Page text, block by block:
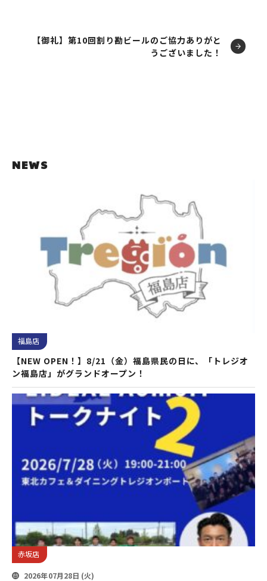
【御礼】第10回割り勘ビールのご協力ありがと
うございました！
NEWS
福島店
【NEW OPEN！】8/21（金）福島県民の日に、「トレジオ
ン福島店」がグランドオープン！
赤坂店
2026年07月28日 (火)